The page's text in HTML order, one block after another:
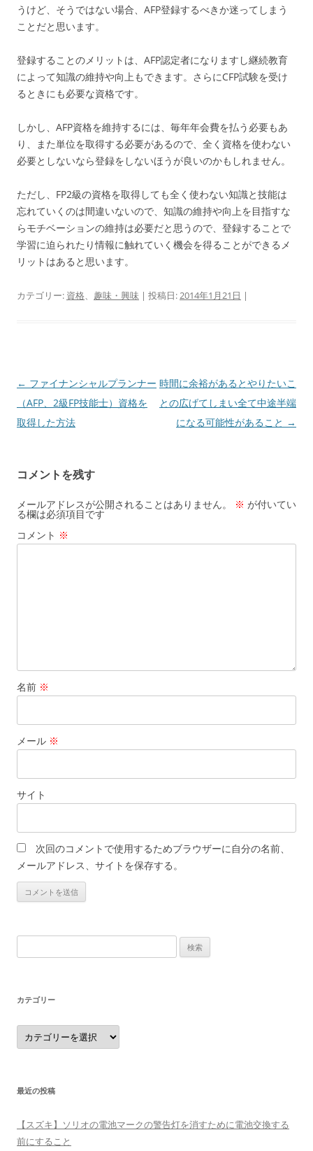
うけど、そうではない場合、AFP登録するべきか迷ってしまう
ことだと思います。
登録することのメリットは、AFP認定者になりますし継続教育
によって知識の維持や向上もできます。さらにCFP試験を受け
るときにも必要な資格です。
しかし、AFP資格を維持するには、毎年年会費を払う必要もあ
り、また単位を取得する必要があるので、全く資格を使わない
必要としないなら登録をしないほうが良いのかもしれません。
ただし、FP2級の資格を取得しても全く使わない知識と技能は
忘れていくのは間違いないので、知識の維持や向上を目指すな
らモチベーションの維持は必要だと思うので、登録することで
学習に迫られたり情報に触れていく機会を得ることができるメ
リットはあると思います。
カテゴリー: 資格、 趣味・興味 | 投稿日:2014年1月21日 |
投
稿
ナ
ー
シ
ョ
ン
← ファイナンシャルプランナー
（AFP、2級FP技能士）資格を
取得した方法
時間に余裕があるとやりたいこ
との広げてしまい全て中途半端
になる可能性があること →
コメントを残す
メールアドレスが公開されることはありません。 ※ が付いてい
る欄は必須項目です
コメント ※
名前 ※
メール ※
サイト
次回のコメントで使用するためブラウザーに自分の名前、
メールアドレス、サイトを保存する。
索:
カテゴリー
カ
テ
ゴ
最近の投稿
【スズキ】ソリオの電池マークの警告灯を消すために電池交換する
前にすること